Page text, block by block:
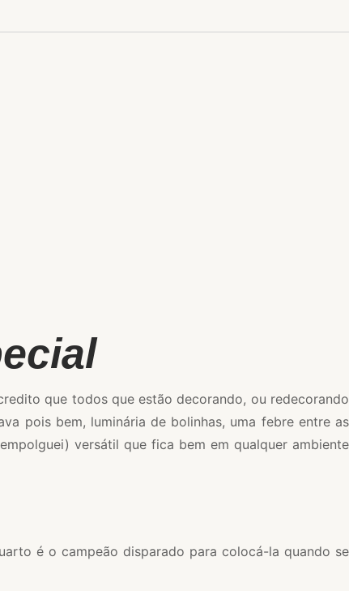
que todos que estão decorando, ou redecorando
pois bem, luminária de bolinhas, uma febre entre as
versátil que fica bem em qualquer ambiente
é o campeão disparado para colocá-la quando se